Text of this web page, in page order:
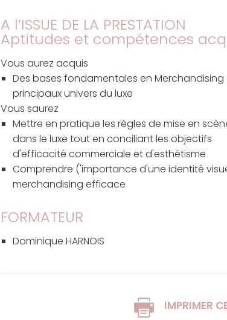
A l’ISSUE DE LA PRESTATION
Aptitudes et compétences
Vous aurez acquis
Des bases fondamentales en
principaux univers du luxe
Vous saurez
Mettre en pratique les règles de mise en
dans le luxe tout en conciliant les objectifs
d'efficacité commerciale et d'esthétisme
Comprendre ('importance d'une identité
merchandising efficace
FORMATEUR
Dominique HARNOIS
IMPRIMER